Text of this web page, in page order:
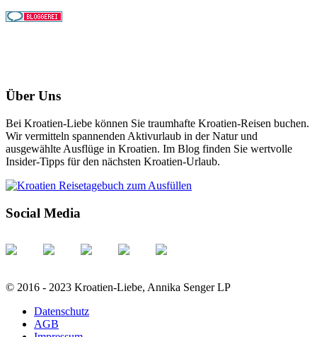
Über Uns
Bei Kroatien-Liebe können Sie traumhafte Kroatien-Reisen buchen.
Wir vermitteln spannenden Aktivurlaub in der Natur und
ausgewählte Ausflüge in Kroatien. Im Blog finden Sie wertvolle
Insider-Tipps für den nächsten Kroatien-Urlaub.
Social Media
© 2016 - 2023 Kroatien-Liebe, Annika Senger LP
Datenschutz
AGB